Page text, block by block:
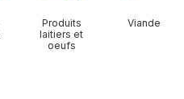
Produits
laitiers et
oeufs
Viande